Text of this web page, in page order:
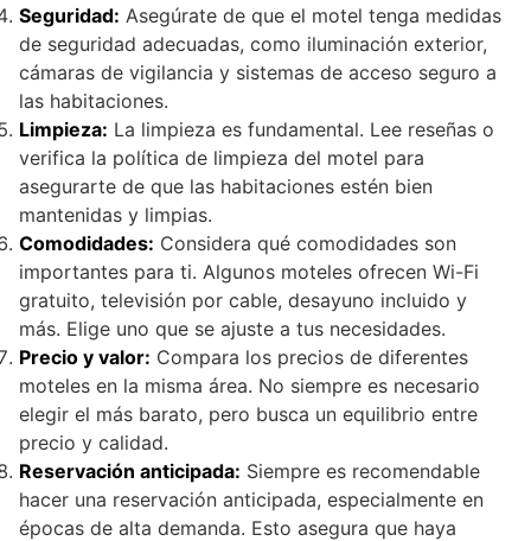
Seguridad: Asegúrate de que el motel tenga medidas
de seguridad adecuadas, como iluminación exterior,
cámaras de vigilancia y sistemas de acceso seguro a
las habitaciones.
Limpieza: La limpieza es fundamental. Lee reseñas o
verifica la política de limpieza del motel para
asegurarte de que las habitaciones estén bien
mantenidas y limpias.
Comodidades: Considera qué comodidades son
importantes para ti. Algunos moteles ofrecen Wi-Fi
gratuito, televisión por cable, desayuno incluido y
más. Elige uno que se ajuste a tus necesidades.
Precio y valor: Compara los precios de diferentes
moteles en la misma área. No siempre es necesario
elegir el más barato, pero busca un equilibrio entre
precio y calidad.
Reservación anticipada: Siempre es recomendable
hacer una reservación anticipada, especialmente en
épocas de alta demanda. Esto asegura que haya